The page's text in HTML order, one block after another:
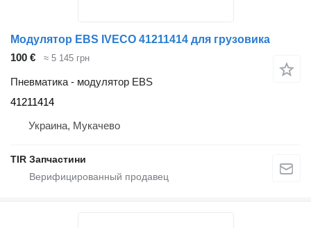
Модулятор EBS IVECO 41211414 для грузовика
100 €
≈ 5 145 грн
Пневматика - модулятор EBS
41211414
Украина, Мукачево
TIR Запчастини